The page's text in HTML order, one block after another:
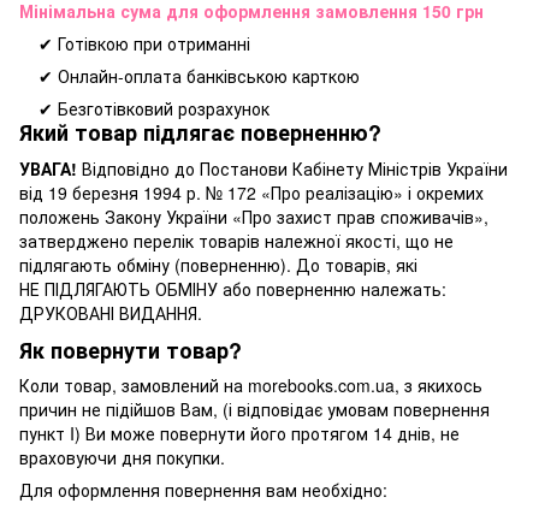
Мінімальна сума для оформлення замовлення 150 грн
✔ Готівкою при отриманні
✔ Онлайн-оплата банківською карткою
✔ Безготівковий розрахунок
Який товар підлягає поверненню?
УВАГА! Відповідно до Постанови Кабінету Міністрів України
від 19 березня 1994 р. № 172 «Про реалізацію» і окремих
положень Закону України «Про захист прав споживачів»,
затверджено перелік товарів належної якості, що не
підлягають обміну (поверненню). До товарів, які
НЕ ПІДЛЯГАЮТЬ ОБМІНУ або поверненню належать:
ДРУКОВАНІ ВИДАННЯ.
Як повернути товар?
Коли товар, замовлений на morebooks.com.ua, з якихось
причин не підійшов Вам, (і відповідає умовам повернення
пункт I) Ви може повернути його протягом 14 днів, не
враховуючи дня покупки.
Для оформлення повернення вам необхідно: